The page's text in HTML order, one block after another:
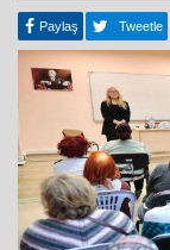
Paylaş Tweetle